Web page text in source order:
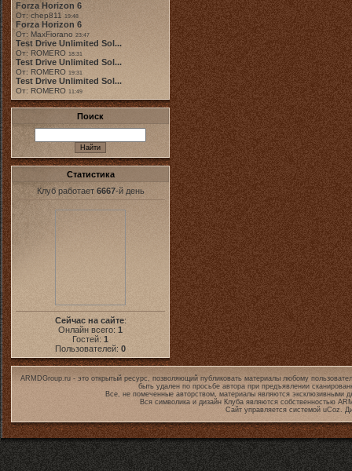
Forza Horizon 6
От: chep811 19:48
Forza Horizon 6
От: MaxFiorano 23:47
Test Drive Unlimited Sol...
От: ROMERO 18:31
Test Drive Unlimited Sol...
От: ROMERO 19:31
Test Drive Unlimited Sol...
От: ROMERO 11:49
Поиск
Статистика
Клуб работает 6667-й день
Сейчас на сайте:
Онлайн всего: 1
Гостей: 1
Пользователей: 0
ARMDGroup.ru - это открытый ресурс, позволяющий публиковать материалы любому
быть удален по просьбе автора при предъявлении
Все, не помеченные авторством, материалы являются эксклюзивными
Вся символика и дизайн Клуба являются собственностью
Сайт управляется системой uCoz.